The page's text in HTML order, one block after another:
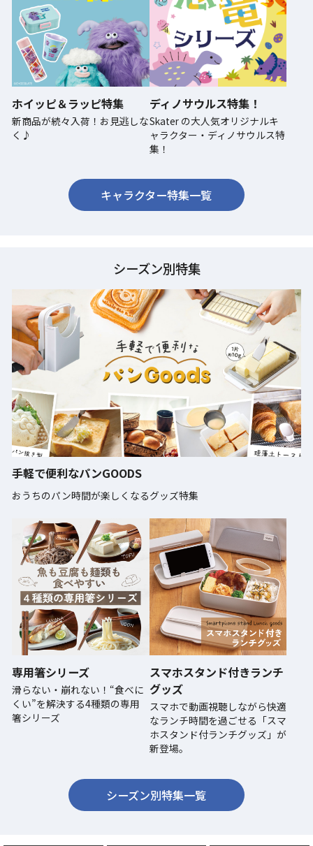
ホイッピ＆ラッピ特集
新商品が続々入荷！お見逃しな
く♪
ディノサウルス特集！
Skater の大人気オリジナルキ
ャラクター・ディノサウルス特
集！
キャラクター特集一覧
シーズン別特集
手軽で便利なパンGOODS
おうちのパン時間が楽しくなるグッズ特集
専用箸シリーズ
滑らない・崩れない！“食べに
くい”を解決する4種類の専用
箸シリーズ
スマホスタンド付きランチ
グッズ
スマホで動画視聴しながら快適
なランチ時間を過ごせる「スマ
ホスタンド付ランチグッズ」が
新登場。
シーズン別特集一覧